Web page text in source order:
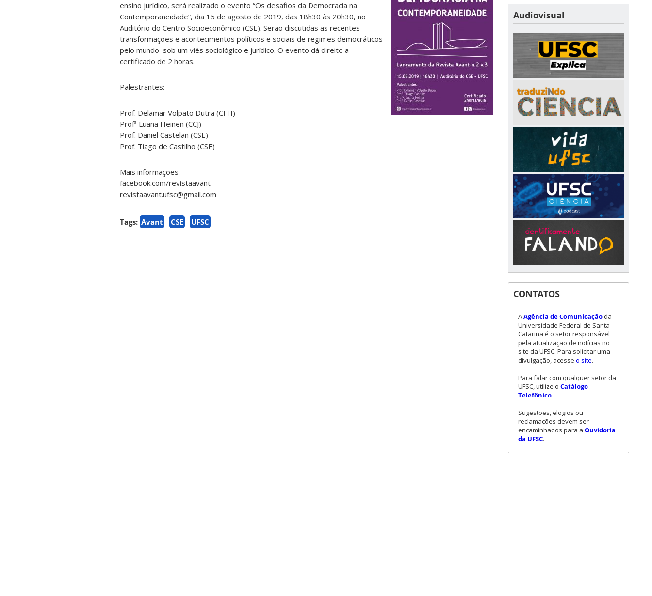
ensino jurídico, será realizado o evento “Os desafios da Democracia na
Contemporaneidade”, dia 15 de agosto de 2019, das 18h30 às 20h30, no
Auditório do Centro Socioeconômico (CSE). Serão discutidas as recentes
transformações e acontecimentos políticos e sociais de regimes democráticos
pelo mundo sob um viés sociológico e jurídico. O evento dá direito a
certificado de 2 horas.
Palestrantes:
Prof. Delamar Volpato Dutra (CFH)
Profª Luana Heinen (CCJ)
Prof. Daniel Castelan (CSE)
Prof. Tiago de Castilho (CSE)
Mais informações:
facebook.com/revistaavant
revistaavant.ufsc@gmail.com
Tags: Avant CSE UFSC
Audiovisual
CONTATOS
AAgência de Comunicação da
Universidade Federal de Santa
Catarina é o setor responsável
pela atualização de notícias no
site da UFSC. Para solicitar uma
divulgação, acesse o site.
Para falar com qualquer setor da
UFSC, utilize o Catálogo
Telefônico.
Sugestões, elogios ou
reclamações devem ser
encaminhados para a Ouvidoria
da UFSC.